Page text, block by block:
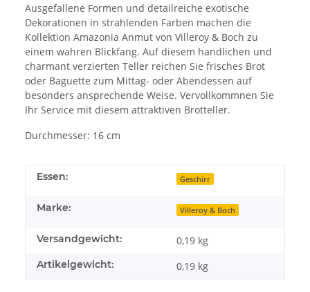
Ausgefallene Formen und detailreiche exotische
Dekorationen in strahlenden Farben machen die
Kollektion Amazonia Anmut von Villeroy & Boch zu
einem wahren Blickfang. Auf diesem handlichen und
charmant verzierten Teller reichen Sie frisches Brot
oder Baguette zum Mittag- oder Abendessen auf
besonders ansprechende Weise. Vervollkommnen Sie
Ihr Service mit diesem attraktiven Brotteller.
Durchmesser: 16 cm
Essen: Geschirr
Marke: Villeroy & Boch
Versandgewicht: 0,19 kg
Artikelgewicht: 0,19 kg